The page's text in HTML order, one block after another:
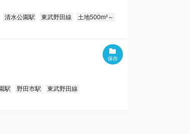
清水公園駅 東武野田線 土地500m²～
駅 野田市駅
東武野田線